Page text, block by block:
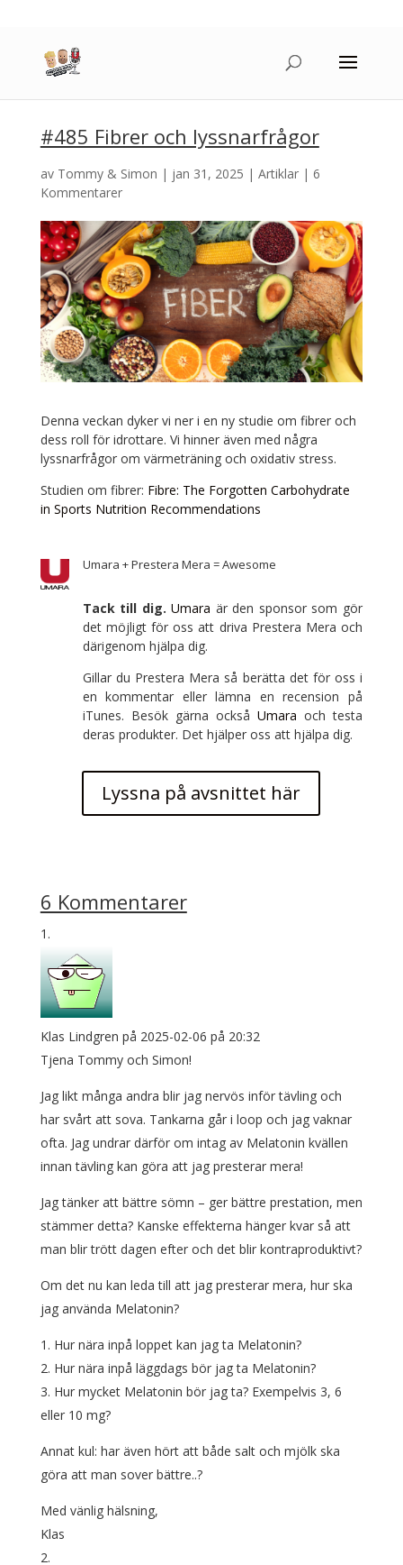
#485 Fibrer och lyssnarfrågor
av Tommy & Simon | jan 31, 2025 | Artiklar| 6
Kommentarer
Denna veckan dyker vi ner i en ny studie om fibrer och
dess roll för idrottare. Vi hinner även med några
lyssnarfrågor om värmeträning och oxidativ stress.
Studien om fibrer: Fibre: The Forgotten Carbohydrate
in Sports Nutrition Recommendations
Umara + Prestera Mera = Awesome
Tack till dig. Umara är den sponsor som gör
det möjligt för oss att driva Prestera Mera och
därigenom hjälpa dig.
Gillar du Prestera Mera så berätta det för oss i
en kommentar eller lämna en recension på
iTunes. Besök gärna också Umara och testa
deras produkter. Det hjälper oss att hjälpa dig.
Lyssna på avsnittet här
6 Kommentarer
Klas Lindgren på 2025-02-06 på 20:32
Tjena Tommy och Simon!
Jag likt många andra blir jag nervös inför tävling och
har svårt att sova. Tankarna går i loop och jag vaknar
ofta. Jag undrar därför om intag av Melatonin kvällen
innan tävling kan göra att jag presterar mera!
Jag tänker att bättre sömn – ger bättre prestation, men
stämmer detta? Kanske effekterna hänger kvar så att
man blir trött dagen efter och det blir kontraproduktivt?
Om det nu kan leda till att jag presterar mera, hur ska
jag använda Melatonin?
1. Hur nära inpå loppet kan jag ta Melatonin?
2. Hur nära inpå läggdags bör jag ta Melatonin?
3. Hur mycket Melatonin bör jag ta? Exempelvis 3, 6
eller 10 mg?
Annat kul: har även hört att både salt och mjölk ska
göra att man sover bättre..?
Med vänlig hälsning,
Klas